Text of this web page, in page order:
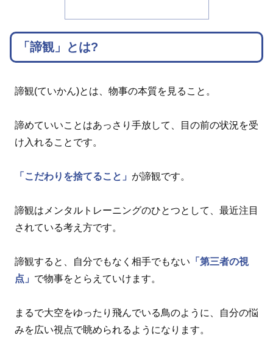
「諦観」とは?
諦観(ていかん)とは、物事の本質を見ること。
諦めていいことはあっさり手放して、目の前の状況を受
け入れることです。
「こだわりを捨てること」 が諦観です。
諦観はメンタルトレーニングのひとつとして、最近注目
されている考え方です。
諦観すると、自分でもなく相手でもない 「第三者の視
点」 で物事をとらえていけます。
まるで大空をゆったり飛んでいる鳥のように、自分の悩
みを広い視点で眺められるようになります。